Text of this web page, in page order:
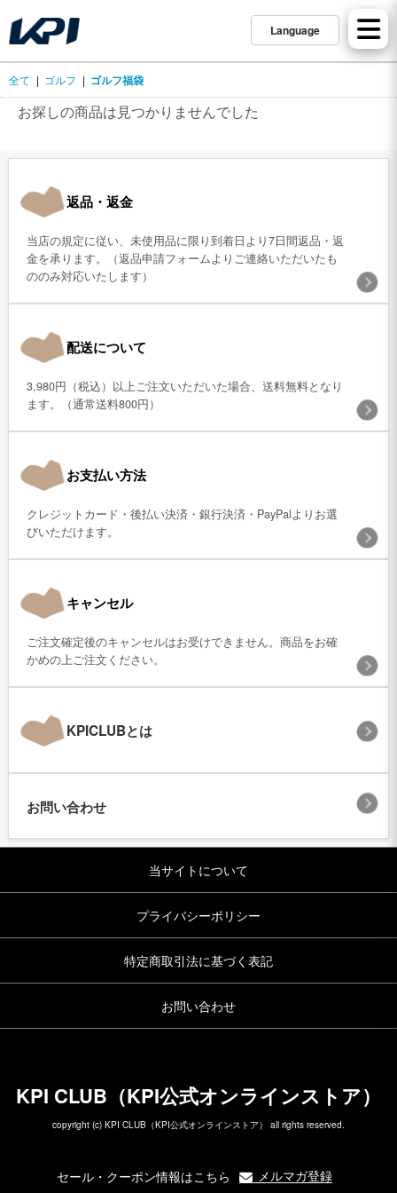
Language
全て | ゴルフ | ゴルフ福袋
お探しの商品は見つかりませんでした
返品・返金
当店の規定に従い、未使用品に限り到着日より7日間返品・返
金を承ります。（返品申請フォームよりご連絡いただいたも
ののみ対応いたします）
配送について
3,980円（税込）以上ご注文いただいた場合、送料無料となり
ます。（通常送料800円）
お支払い方法
クレジットカード・後払い決済・銀行決済・PayPalよりお選
びいただけます。
キャンセル
ご注文確定後のキャンセルはお受けできません。商品をお確
かめの上ご注文ください。
KPICLUBとは
お問い合わせ
当サイトについて
プライバシーポリシー
特定商取引法に基づく表記
お問い合わせ
KPI CLUB（KPI公式オンラインストア）
copyright (c) KPI CLUB（KPI公式オンラインストア） all rights reserved.
セール・クーポン情報はこちら メルマガ登録